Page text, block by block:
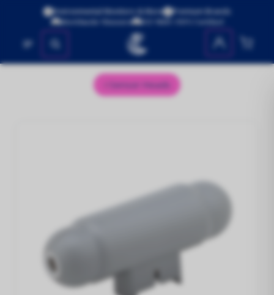
Environmental Monitors & More
Premium Brands
Worldwide Shipping
ISO 9001:2015 Certified
No se encontraron productos
Sensor Heads